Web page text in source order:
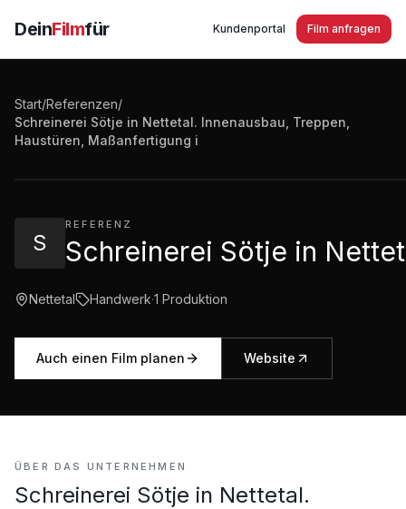
DeinFilmfür Kundenportal Film anfragen
Start/Referenzen/
Schreinerei Sötje in Nettetal. Innenausbau, Treppen,
Haustüren, Maßanfertigung i
S
REFERENZ
Schreinerei Sötje in
Nettetal Handwerk·1 Produktion
Auch einen Film planen Website
Schreinerei Sötje in Nettetal. Innenausbau, Treppen,
ÜBER DAS UNTERNEHMEN
Schreinerei Sötje in Nettetal.